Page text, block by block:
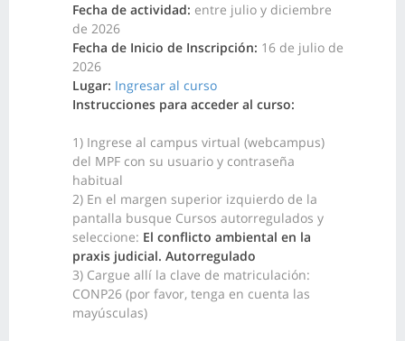
Fecha de actividad: entre julio y diciembre
de 2026
Fecha de Inicio de Inscripción: 16 de julio de
2026
Lugar: Ingresar al curso
Instrucciones para acceder al curso:
1) Ingrese al campus virtual (webcampus)
del MPF con su usuario y contraseña
habitual
2) En el margen superior izquierdo de la
pantalla busque Cursos autorregulados y
seleccione: El conflicto ambiental en la
praxis judicial. Autorregulado
3) Cargue allí la clave de matriculación:
CONP26 (por favor, tenga en cuenta las
mayúsculas)